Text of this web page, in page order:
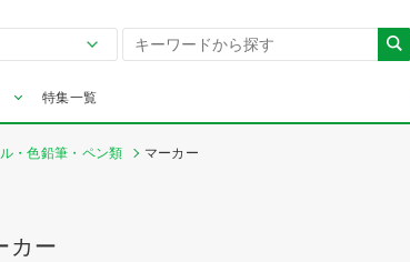
特集一覧
・色鉛筆・ペン類 マーカー
カー